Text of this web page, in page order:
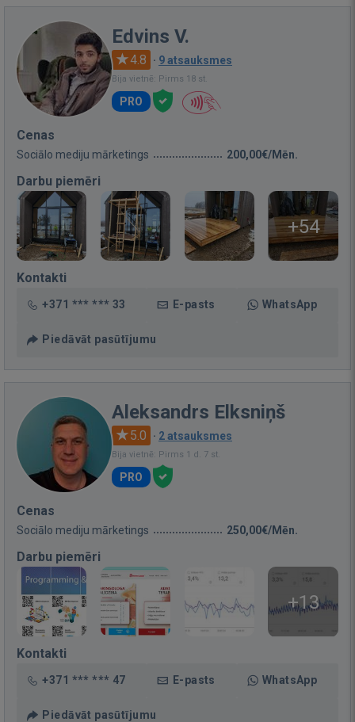
Edvins V.
4.8 · 9 atsauksmes
Bija vietnē: Pirms 18 st.
PRO
Cenas
Sociālo mediju mārketings 200,00€/Mēn.
Darbu piemēri
+54
Kontakti
+371 *** *** 33 E-pasts WhatsApp
Piedāvāt pasūtījumu
Aleksandrs Elksniņš
5.0 · 2 atsauksmes
Bija vietnē: Pirms 1 d. 7 st.
PRO
Cenas
Sociālo mediju mārketings 250,00€/Mēn.
Darbu piemēri
+13
Kontakti
+371 *** *** 47 E-pasts WhatsApp
Piedāvāt pasūtījumu